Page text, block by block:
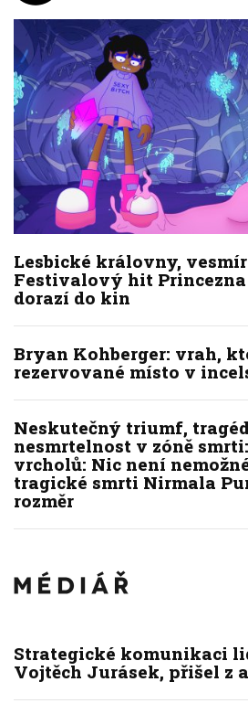
Lesbické královny,
Festivalový hit Princezna
dorazí do kin
Bryan Kohberger: vrah,
rezervované místo v
Neskutečný triumf,
nesmrtelnost v zóně
vrcholů: Nic není
tragické smrti Nirmala
rozměr
Strategické komunikaci
Vojtěch Jurásek, přišel z